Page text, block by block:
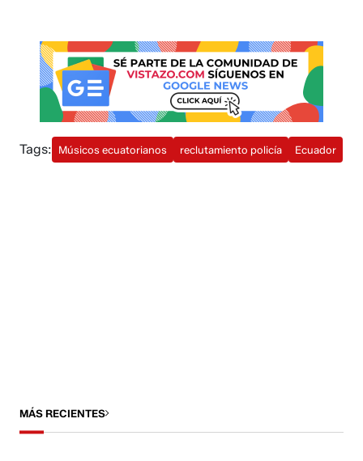
Tags: Músicos ecuatorianos reclutamiento policía Ecuador
MÁS RECIENTES